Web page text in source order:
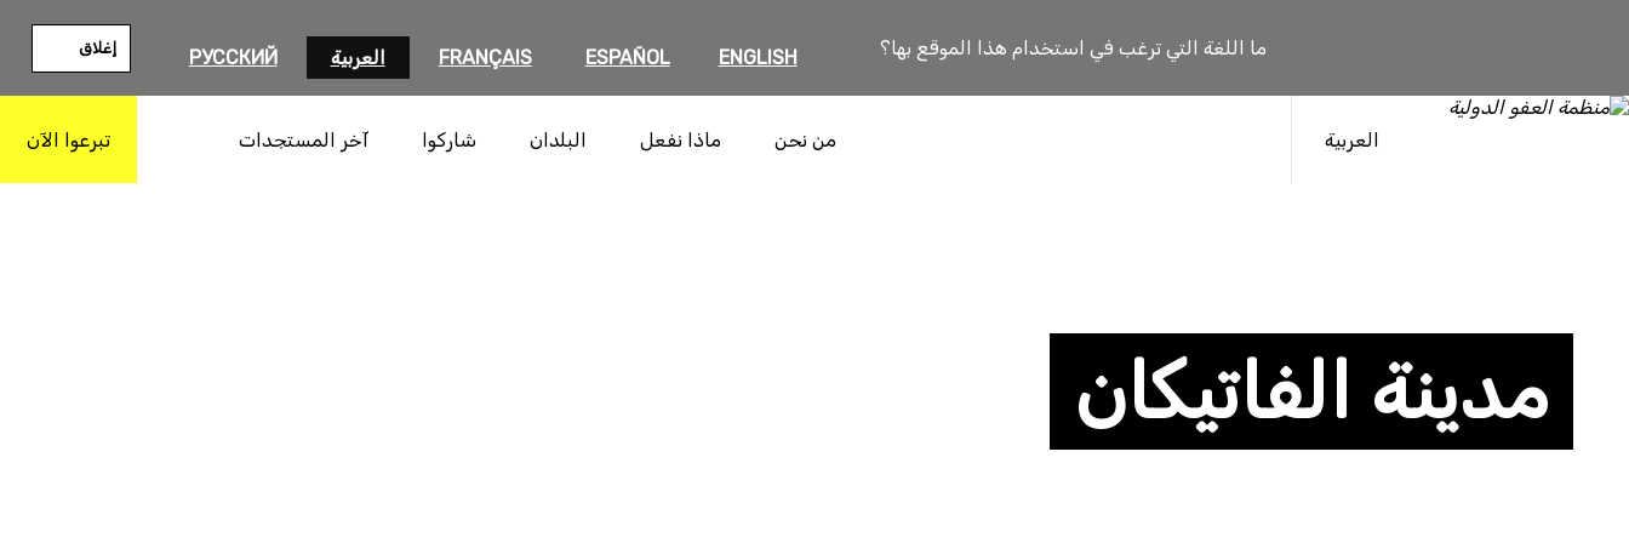
ما اللغة التي ترغب في استخدام هذا الموقع بها؟ ENGLISH
ESPAÑOL
FRANÇAIS العربية РУССКИЙ إغلاق
العربية من نحن ماذا نفعل البلدان شاركوا آخر المستجدات تبرعوا الآن
مدينة الفاتيكان